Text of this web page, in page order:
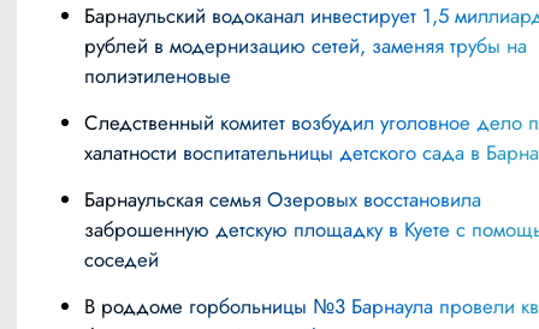
Барнаульский водоканал инвестирует 1,5 миллиарда
рублей в модернизацию сетей, заменяя трубы на
полиэтиленовые
Следственный комитет возбудил уголовное дело по факту
халатности воспитательницы детского сада в
Барнаульская семья Озеровых восстановила
заброшенную детскую площадку в Куете с
соседей
В роддоме горбольницы №3 Барнаула провели квиз для